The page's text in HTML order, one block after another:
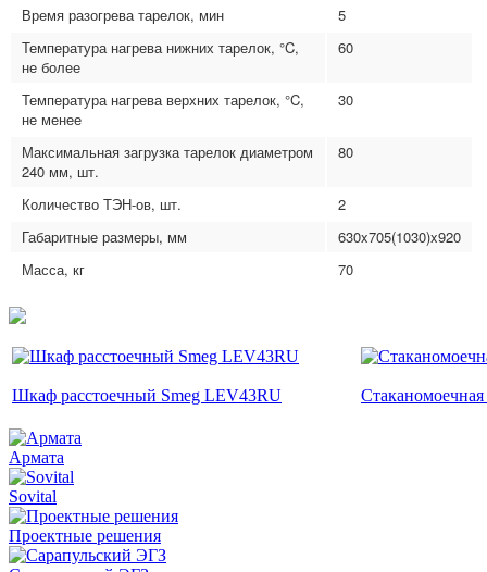
Время разогрева тарелок, мин
5
Температура нагрева нижних тарелок, °C,
не более
60
Температура нагрева верхних тарелок, °C,
не менее
30
Максимальная загрузка тарелок диаметром
240 мм, шт.
80
Количество ТЭН-ов, шт.
2
Габаритные размеры, мм
630x705(1030)x920
Масса, кг
70
Шкаф расстоечный Smeg LEV43RU
Армата
Sovital
Проектные решения